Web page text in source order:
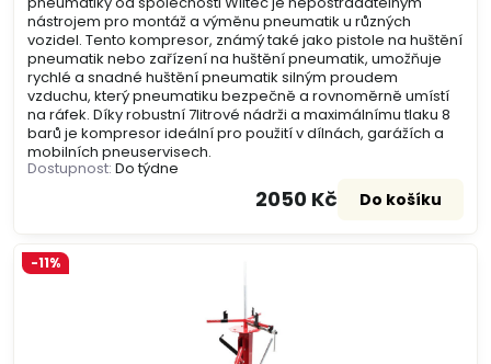
nástrojem pro montáž a výměnu pneumatik u různých
vozidel. Tento kompresor, známý také jako pistole na huštění
pneumatik nebo zařízení na huštění pneumatik, umožňuje
rychlé a snadné huštění pneumatik silným proudem
vzduchu, který pneumatiku bezpečně a rovnoměrně umístí
na ráfek. Díky robustní 7litrové nádrži a maximálnímu tlaku 8
barů je kompresor ideální pro použití v dílnách, garážích a
mobilních pneuservisech.
Dostupnost: Do týdne
2050 Kč Do košíku
-11%